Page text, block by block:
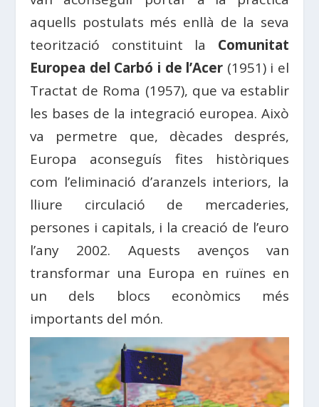
aquells postulats més enllà de la seva
teorització constituint la Comunitat
Europea del Carbó i de l’Acer (1951) i el
Tractat de Roma (1957), que va establir
les bases de la integració europea. Això
va permetre que, dècades després,
Europa aconseguís fites històriques
com l’eliminació d’aranzels interiors, la
lliure circulació de mercaderies,
persones i capitals, i la creació de l’euro
l’any 2002. Aquests avenços van
transformar una Europa en ruïnes en
un dels blocs econòmics més
importants del món.